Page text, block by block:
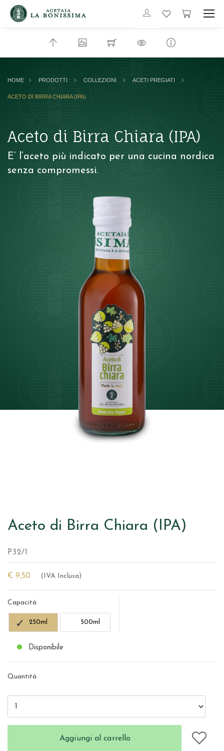
HOME PRODOTTI COLLEZIONI ACETI PREGIATI
ACETO DI BIRRA CHIARA (IPA)
Aceto di Birra Chiara (IPA)
E’ l’aceto più indicato per una cucina nordica
senza compromessi.
Aceto di Birra Chiara (IPA)
P32/1
€ 9,50 (IVA Inclusa)
Capacità
250ml 500ml
Disponibile
Quantità
Aggiungi al carrello